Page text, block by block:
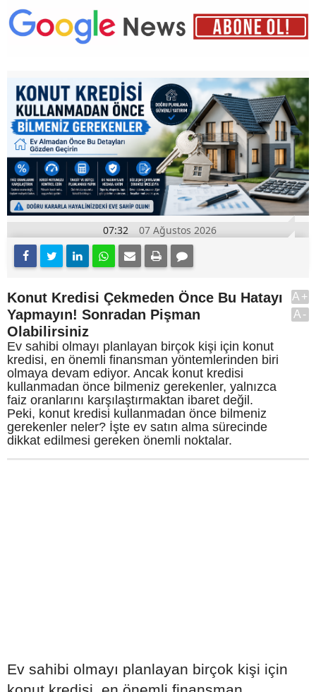
07:32 07 Ağustos 2026
Konut Kredisi Çekmeden Önce Bu Hatayı
Yapmayın! Sonradan Pişman
Olabilirsiniz
Ev sahibi olmayı planlayan birçok kişi için konut
kredisi, en önemli finansman yöntemlerinden biri
olmaya devam ediyor. Ancak konut kredisi
kullanmadan önce bilmeniz gerekenler, yalnızca
faiz oranlarını karşılaştırmaktan ibaret değil.
Peki, konut kredisi kullanmadan önce bilmeniz
gerekenler neler? İşte ev satın alma sürecinde
dikkat edilmesi gereken önemli noktalar.
A+
A-
Ev sahibi olmayı planlayan birçok kişi için